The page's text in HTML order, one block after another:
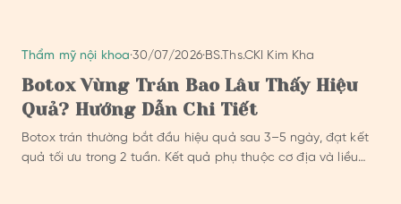
Thẩm mỹ nội khoa·30/07/2026·BS.Ths.CKI Kim Kha
Botox Vùng Trán Bao Lâu Thấy Hiệu
Quả? Hướng Dẫn Chi Tiết
Botox trán thường bắt đầu hiệu quả sau 3–5 ngày, đạt kết
quả tối ưu trong 2 tuần. Kết quả phụ thuộc cơ địa và liều